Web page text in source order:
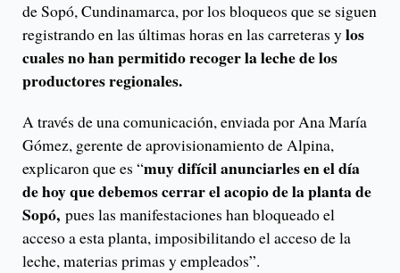
de Sopó, Cundinamarca, por los bloqueos que se siguen
registrando en las últimas horas en las carreteras ylos
cuales no han permitido recoger la leche de los
productores regionales.
A través de una comunicación, enviada por Ana María
Gómez, gerente de aprovisionamiento de Alpina,
explicaron que es “muy difícil anunciarles en el día
de hoy que debemos cerrar el acopio de la planta de
Sopó, pues las manifestaciones han bloqueado el
acceso a esta planta, imposibilitando el acceso de la
leche, materias primas y empleados”.